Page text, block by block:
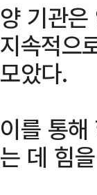
양 기관
지속적으
모았다.
이를 통
는 데 힘